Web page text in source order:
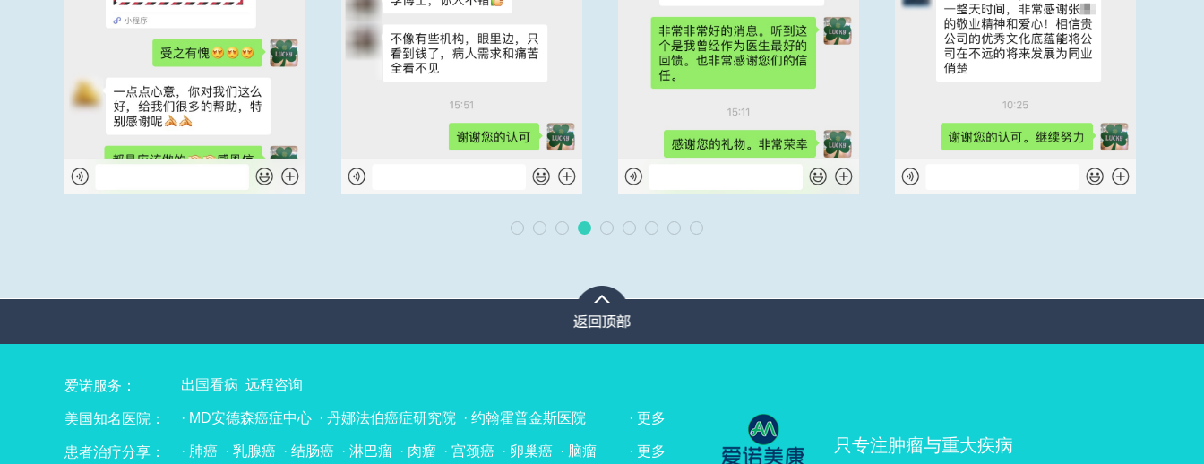
爱诺服务： 出国看病 远程咨询
美国知名医院： · MD安德森癌症中心 · 丹娜法伯癌症研究院 · 约翰霍普金斯医院
· Mayo Clinic 梅奥诊所 · 麻省总医院 · 纽约长老会医院
· 更多
患者治疗分享： · 肺癌 · 乳腺癌 · 结肠癌 · 淋巴瘤 · 肉瘤 · 宫颈癌 · 卵巢癌 · 脑瘤
· 更多 只专注肿瘤与重大疾病